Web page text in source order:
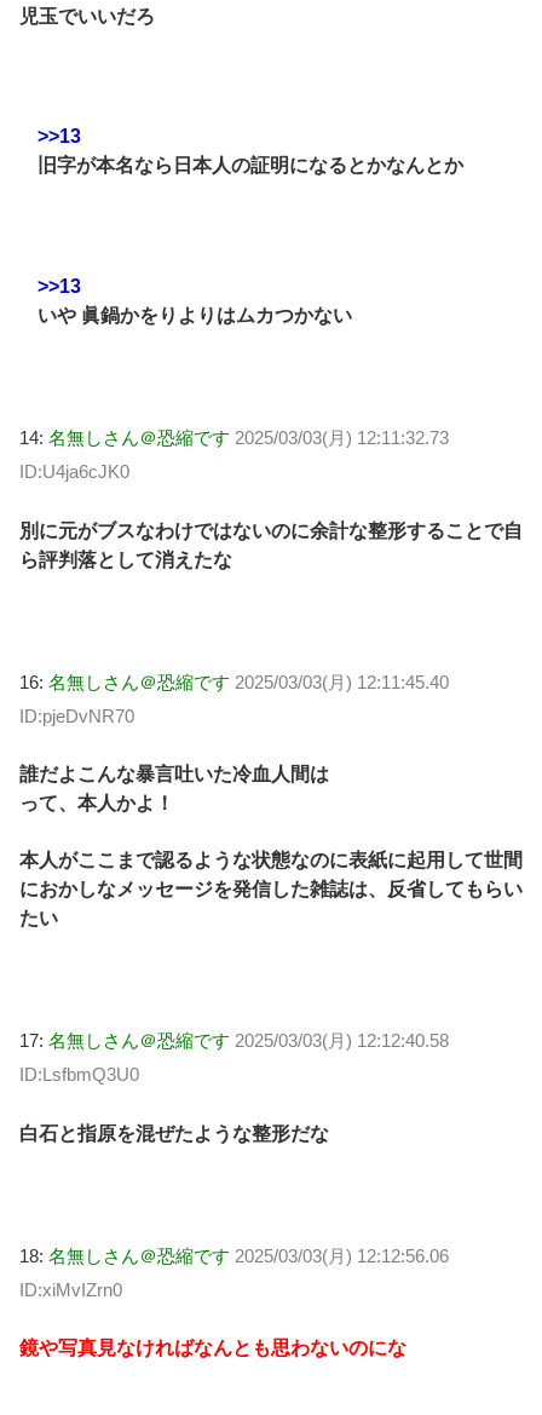
児玉でいいだろ
>>13
旧字が本名なら日本人の証明になるとかなんとか
>>13
いや 眞鍋かをりよりはムカつかない
14: 名無しさん＠恐縮です 2025/03/03(月) 12:11:32.73
ID:U4ja6cJK0
別に元がブスなわけではないのに余計な整形することで自
ら評判落として消えたな
16: 名無しさん＠恐縮です 2025/03/03(月) 12:11:45.40
ID:pjeDvNR70
誰だよこんな暴言吐いた冷血人間は
って、本人かよ！
本人がここまで認るような状態なのに表紙に起用して世間
におかしなメッセージを発信した雑誌は、反省してもらい
たい
17: 名無しさん＠恐縮です 2025/03/03(月) 12:12:40.58
ID:LsfbmQ3U0
白石と指原を混ぜたような整形だな
18: 名無しさん＠恐縮です 2025/03/03(月) 12:12:56.06
ID:xiMvIZrn0
鏡や写真見なければなんとも思わないのにな